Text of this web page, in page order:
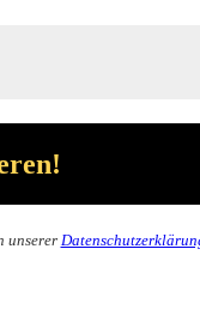
unserer